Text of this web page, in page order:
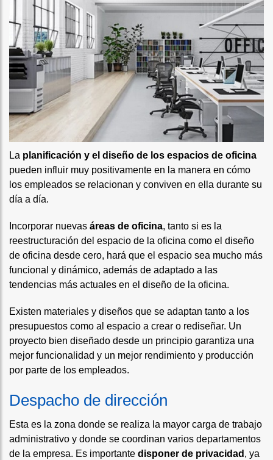
La planificación y el diseño de los espacios de oficina
pueden influir muy positivamente en la manera en cómo
los empleados se relacionan y conviven en ella durante su
día a día.
Incorporar nuevas áreas de oficina, tanto si es la
reestructuración del espacio de la oficina como el diseño
de oficina desde cero, hará que el espacio sea mucho más
funcional y dinámico, además de adaptado a las
tendencias más actuales en el diseño de la oficina.
Existen materiales y diseños que se adaptan tanto a los
presupuestos como al espacio a crear o rediseñar. Un
proyecto bien diseñado desde un principio garantiza una
mejor funcionalidad y un mejor rendimiento y producción
por parte de los empleados.
Despacho de dirección
Esta es la zona donde se realiza la mayor carga de trabajo
administrativo y donde se coordinan varios departamentos
de la empresa. Es importante disponer de privacidad , ya